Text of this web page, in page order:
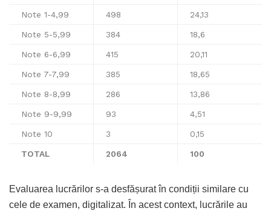
Note 1-4,99 498 24,13
Note 5-5,99 384 18,6
Note 6-6,99 415 20,11
Note 7-7,99 385 18,65
Note 8-8,99 286 13,86
Note 9-9,99 93 4,51
Note 10 3 0,15
TOTAL 2064 100
Evaluarea lucrărilor s-a desfășurat în condiții similare cu
cele de examen, digitalizat. În acest context, lucrările au